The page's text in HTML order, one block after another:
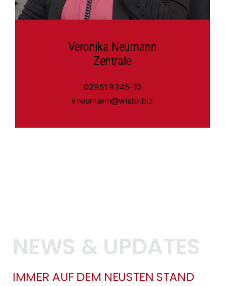
Veronika Neumann
Zentrale
02951 9345-10
vneumann@wisto.biz
NEWS & UPDATES
IMMER AUF DEM NEUSTEN STAND